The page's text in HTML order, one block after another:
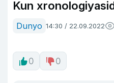
Kun
Dunyo 14:30 / 22.09.2022
0 0